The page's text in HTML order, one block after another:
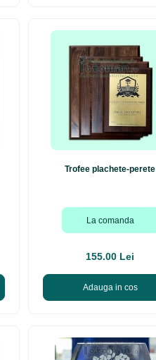
Trofee plachete-perete
La comanda
155.00 Lei
Adauga in cos